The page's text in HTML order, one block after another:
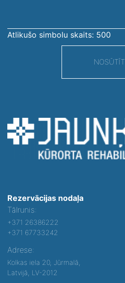
Atlikušo simbolu skaits: 500
NOSŪTĪT
Rezervācijas nodaļa
Tālrunis:
+371 26386222
+371 67733242
Adrese:
Kolkas iela 20, Jūrmalā,
Latvijā, LV-2012